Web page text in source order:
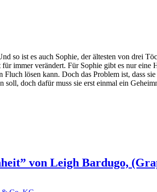
so ist es auch Sophie, der ältesten von drei
immer verändert. Für Sophie gibt es nur
lösen kann. Doch das Problem ist, dass
doch dafür muss sie erst einmal ein
von Leigh Bardugo,